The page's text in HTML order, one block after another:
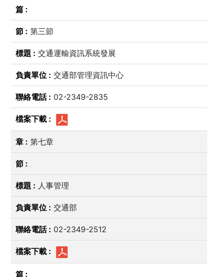
第三節
交通運輸資訊系統發展
交通部管理資訊中心
02-2349-2835
第七章
人事管理
交通部
02-2349-2512